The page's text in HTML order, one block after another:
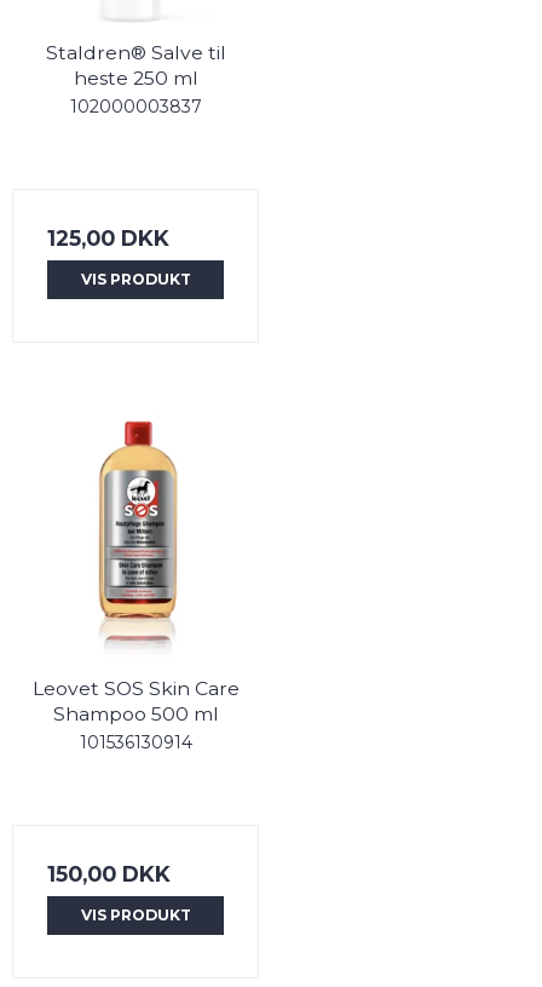
Staldren® Salve til
heste 250 ml
102000003837
125,00 DKK
VIS PRODUKT
Leovet SOS Skin Care
Shampoo 500 ml
101536130914
150,00 DKK
VIS PRODUKT